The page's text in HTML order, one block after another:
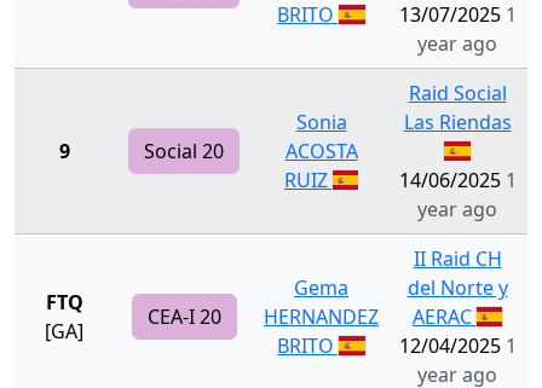
BRITO
13/07/2025 1
year ago
9 Social 20
Sonia
ACOSTA
RUIZ
Raid Social
Las Riendas
14/06/2025 1
year ago
FTQ
[GA]
CEA-I 20
Gema
HERNANDEZ
BRITO
II Raid CH
del Norte y
AERAC
12/04/2025 1
year ago